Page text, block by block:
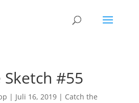
#55
| Juli 16, 2019| Catch the